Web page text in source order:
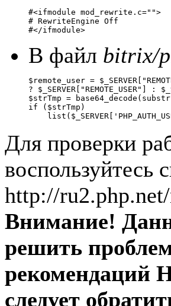
#<ifmodule mod_rewrite.c="">
# RewriteEngine Off
#</ifmodule>
В файл bitrix/
$remote_user =
? $_SERVER["REMOTE_USER"] :
$strTmp =
if ($strTmp)
Для проверки
воспользуйтесь
http://
Внимание!
решить
рекомендаций
следует